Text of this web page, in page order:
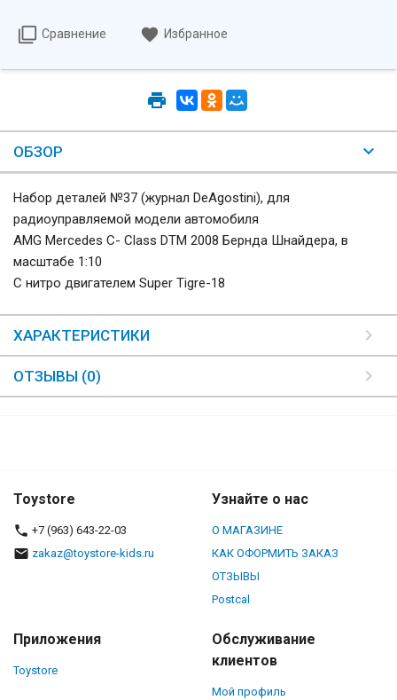
Сравнение Избранное
ОБЗОР
Набор деталей №37 (журнал DeAgostini), для
радиоуправляемой модели автомобиля
AMG Mercedes C- Class DTM 2008 Бернда Шнайдера, в
масштабе 1:10
С нитро двигателем Super Tigre-18
ХАРАКТЕРИСТИКИ
ОТЗЫВЫ (0)
Toystore
+7 (963) 643-22-03
zakaz@toystore-kids.ru
Узнайте о нас
О МАГАЗИНЕ
КАК ОФОРМИТЬ ЗАКАЗ
ОТЗЫВЫ
Postcal
Приложения
Toystore
Обслуживание
клиентов
Мой профиль